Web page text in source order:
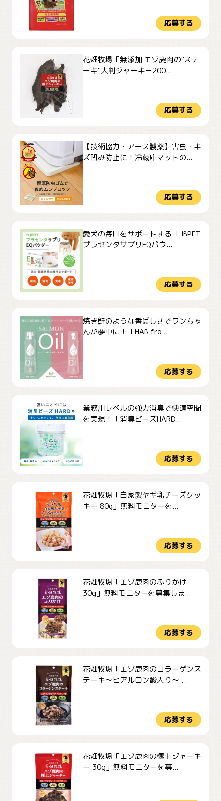
応募する
花畑牧場「無添加 エゾ鹿肉の"ステ
ーキ"大判ジャーキー200...
応募する
【技術協力・アース製薬】害虫・キ
ズ凹み防止に！冷蔵庫マットの...
応募する
愛犬の毎日をサポートする「JBPET
プラセンタサプリEQパウ...
応募する
焼き鮭のような香ばしさでワンちゃ
んが夢中に！「HAB fro...
応募する
業務用レベルの強力消臭で快適空間
を実現！「消臭ビーズHARD...
応募する
花畑牧場「自家製ヤギ乳チーズクッ
キー 80g」無料モニターを...
応募する
花畑牧場「エゾ鹿肉のふりかけ
30g」無料モニターを募集しま...
応募する
花畑牧場「エゾ鹿肉のコラーゲンス
テーキ～ヒアルロン酸入り～ ...
応募する
花畑牧場「エゾ鹿肉の極上ジャーキ
ー 30g」無料モニターを募...